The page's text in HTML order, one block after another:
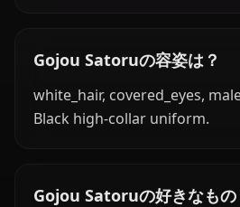
Gojou Satoruの容姿は？
white_hair, covered_eyes,
Black high-collar uniform.
Gojou Satoruの好きなもの